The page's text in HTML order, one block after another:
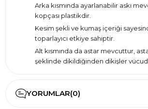
Arka kısmında ayarlanabilir askı
kopçası plastikdir.
Kesim şekli ve kumaş içeriği
toparlayıcı etkiye sahiptir.
Alt kısmında da astar mevcuttur,
şeklinde dikildiğinden dikişler
Manken Bedeni 38'dir.
YORUMLAR(0)